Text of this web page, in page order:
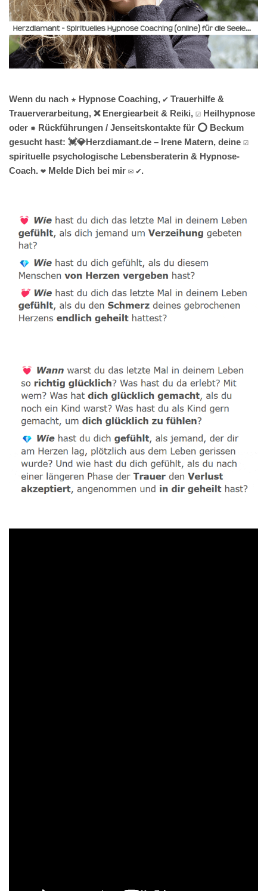
Wenn du nach ★ Hypnose Coaching, ✔️ Trauerhilfe &
Trauerverarbeitung, ❌ Energiearbeit & Reiki, ☑️ Heilhypnose
oder ✹ Rückführungen / Jenseitskontakte für ⭕ Beckum
gesucht hast: 💓️💎Herzdiamant.de – Irene Matern, deine ☑️
spirituelle psychologische Lebensberaterin & Hypnose-
Coach. ❤ Melde Dich bei mir ✉ ✔.